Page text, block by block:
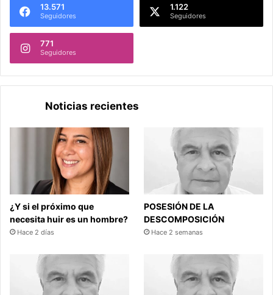
13.571
Seguidores
1.122
Seguidores
771
Seguidores
Noticias recientes
¿Y si el próximo que
necesita huir es un hombre?
Hace 2 días
POSESIÓN DE LA
DESCOMPOSICIÓN
Hace 2 semanas